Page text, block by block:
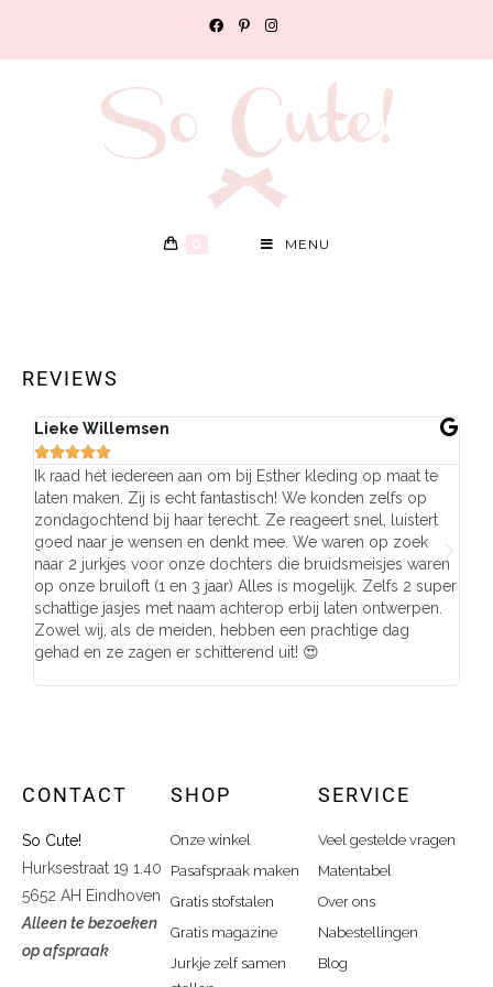
0 MENU
REVIEWS
Lieke Willemsen

Ik raad het iedereen aan om bij Esther kleding op maat te
laten maken. Zij is echt fantastisch! We konden zelfs op
zondagochtend bij haar terecht. Ze reageert snel, luistert
goed naar je wensen en denkt mee. We waren op zoek
naar 2 jurkjes voor onze dochters die bruidsmeisjes waren
op onze bruiloft (1 en 3 jaar) Alles is mogelijk. Zelfs 2 super
schattige jasjes met naam achterop erbij laten ontwerpen.
Zowel wij, als de meiden, hebben een prachtige dag
gehad en ze zagen er schitterend uit! 😍
CONTACT
So Cute!
Hurksestraat 19 1.40
5652 AH Eindhoven
Alleen te bezoeken
op afspraak
SHOP
Onze winkel
Pasafspraak maken
Gratis stofstalen
Gratis magazine
Jurkje zelf samen
SERVICE
Veel gestelde vragen
Matentabel
Over ons
Nabestellingen
Blog